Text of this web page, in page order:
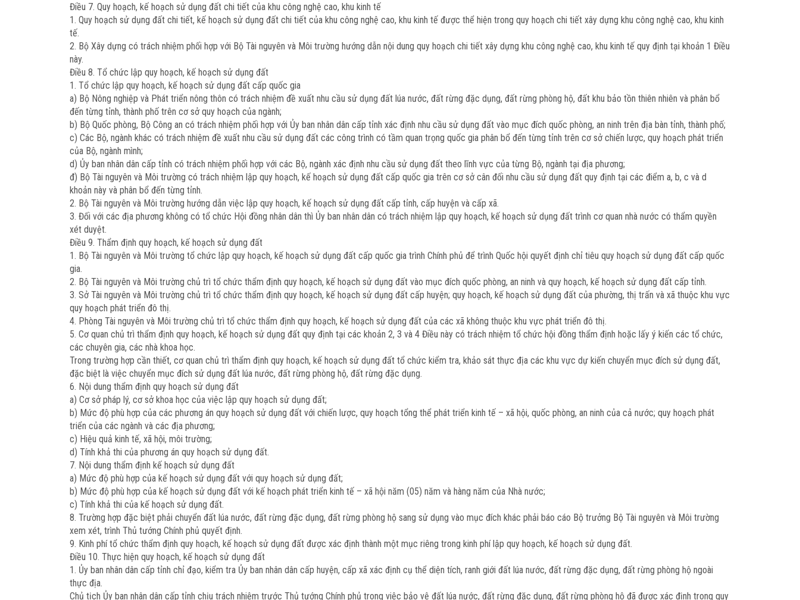
Điều 7. Quy hoạch, kế hoạch sử dụng đất chi tiết của khu công nghệ cao, khu kinh tế
1. Quy hoạch sử dụng đất chi tiết, kế hoạch sử dụng đất chi tiết của khu công nghệ cao, khu kinh tế được thể hiện trong quy hoạch chi tiết xây dựng khu công nghệ cao, khu kinh
tế.
2. Bộ Xây dựng có trách nhiệm phối hợp với Bộ Tài nguyên và Môi trường hướng dẫn nội dung quy hoạch chi tiết xây dựng khu công nghệ cao, khu kinh tế quy định tại khoản 1 Điều
này.
Điều 8. Tổ chức lập quy hoạch, kế hoạch sử dụng đất
1. Tổ chức lập quy hoạch, kế hoạch sử dụng đất cấp quốc gia
a) Bộ Nông nghiệp và Phát triển nông thôn có trách nhiệm đề xuất nhu cầu sử dụng đất lúa nước, đất rừng đặc dụng, đất rừng phòng hộ, đất khu bảo tồn thiên nhiên và phân bổ
đến từng tỉnh, thành phố trên cơ sở quy hoạch của ngành;
b) Bộ Quốc phòng, Bộ Công an có trách nhiệm phối hợp với Ủy ban nhân dân cấp tỉnh xác định nhu cầu sử dụng đất vào mục đích quốc phòng, an ninh trên địa bàn tỉnh, thành phố;
c) Các Bộ, ngành khác có trách nhiệm đề xuất nhu cầu sử dụng đất các công trình có tầm quan trọng quốc gia phân bổ đến từng tỉnh trên cơ sở chiến lược, quy hoạch phát triển
của Bộ, ngành mình;
d) Ủy ban nhân dân cấp tỉnh có trách nhiệm phối hợp với các Bộ, ngành xác định nhu cầu sử dụng đất theo lĩnh vực của từng Bộ, ngành tại địa phương;
đ) Bộ Tài nguyên và Môi trường có trách nhiệm lập quy hoạch, kế hoạch sử dụng đất cấp quốc gia trên cơ sở cân đối nhu cầu sử dụng đất quy định tại các điểm a, b, c và d
khoản này và phân bổ đến từng tỉnh.
2. Bộ Tài nguyên và Môi trường hướng dẫn việc lập quy hoạch, kế hoạch sử dụng đất cấp tỉnh, cấp huyện và cấp xã.
3. Đối với các địa phương không có tổ chức Hội đồng nhân dân thì Ủy ban nhân dân có trách nhiệm lập quy hoạch, kế hoạch sử dụng đất trình cơ quan nhà nước có thẩm quyền
xét duyệt.
Điều 9. Thẩm định quy hoạch, kế hoạch sử dụng đất
1. Bộ Tài nguyên và Môi trường tổ chức lập quy hoạch, kế hoạch sử dụng đất cấp quốc gia trình Chính phủ để trình Quốc hội quyết định chỉ tiêu quy hoạch sử dụng đất cấp quốc
gia.
2. Bộ Tài nguyên và Môi trường chủ trì tổ chức thẩm định quy hoạch, kế hoạch sử dụng đất vào mục đích quốc phòng, an ninh và quy hoạch, kế hoạch sử dụng đất cấp tỉnh.
3. Sở Tài nguyên và Môi trường chủ trì tổ chức thẩm định quy hoạch, kế hoạch sử dụng đất cấp huyện; quy hoạch, kế hoạch sử dụng đất của phường, thị trấn và xã thuộc khu vực
quy hoạch phát triển đô thị.
4. Phòng Tài nguyên và Môi trường chủ trì tổ chức thẩm định quy hoạch, kế hoạch sử dụng đất của các xã không thuộc khu vực phát triển đô thị.
5. Cơ quan chủ trì thẩm định quy hoạch, kế hoạch sử dụng đất quy định tại các khoản 2, 3 và 4 Điều này có trách nhiệm tổ chức hội đồng thẩm định hoặc lấy ý kiến các tổ chức,
các chuyên gia, các nhà khoa học.
Trong trường hợp cần thiết, cơ quan chủ trì thẩm định quy hoạch, kế hoạch sử dụng đất tổ chức kiểm tra, khảo sát thực địa các khu vực dự kiến chuyển mục đích sử dụng đất,
đặc biệt là việc chuyển mục đích sử dụng đất lúa nước, đất rừng phòng hộ, đất rừng đặc dụng.
6. Nội dung thẩm định quy hoạch sử dụng đất
a) Cơ sở pháp lý, cơ sở khoa học của việc lập quy hoạch sử dụng đất;
b) Mức độ phù hợp của các phương án quy hoạch sử dụng đất với chiến lược, quy hoạch tổng thể phát triển kinh tế – xã hội, quốc phòng, an ninh của cả nước; quy hoạch phát
triển của các ngành và các địa phương;
c) Hiệu quả kinh tế, xã hội, môi trường;
d) Tính khả thi của phương án quy hoạch sử dụng đất.
7. Nội dung thẩm định kế hoạch sử dụng đất
a) Mức độ phù hợp của kế hoạch sử dụng đất với quy hoạch sử dụng đất;
b) Mức độ phù hợp của kế hoạch sử dụng đất với kế hoạch phát triển kinh tế – xã hội năm (05) năm và hàng năm của Nhà nước;
c) Tính khả thi của kế hoạch sử dụng đất.
8. Trường hợp đặc biệt phải chuyển đất lúa nước, đất rừng đặc dụng, đất rừng phòng hộ sang sử dụng vào mục đích khác phải báo cáo Bộ trưởng Bộ Tài nguyên và Môi trường
xem xét, trình Thủ tướng Chính phủ quyết định.
9. Kinh phí tổ chức thẩm định quy hoạch, kế hoạch sử dụng đất được xác định thành một mục riêng trong kinh phí lập quy hoạch, kế hoạch sử dụng đất.
Điều 10. Thực hiện quy hoạch, kế hoạch sử dụng đất
1. Ủy ban nhân dân cấp tỉnh chỉ đạo, kiểm tra Ủy ban nhân dân cấp huyện, cấp xã xác định cụ thể diện tích, ranh giới đất lúa nước, đất rừng đặc dụng, đất rừng phòng hộ ngoài
thực địa.
Chủ tịch Ủy ban nhân dân cấp tỉnh chịu trách nhiệm trước Thủ tướng Chính phủ trong việc bảo vệ đất lúa nước, đất rừng đặc dụng, đất rừng phòng hộ đã được xác định trong quy